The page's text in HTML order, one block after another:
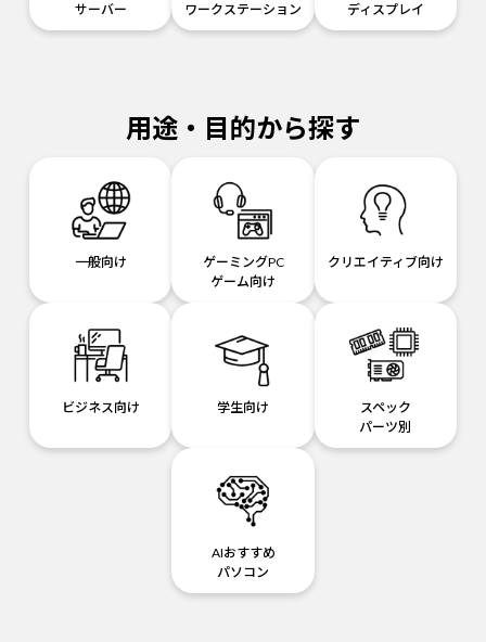
サーバー ワークステーション ディスプレイ
用途・目的から探す
一般向け
ゲーミングPC
ゲーム向け
クリエイティブ向け
ビジネス向け 学生向け
スペック
パーツ別
AIおすすめ
パソコン